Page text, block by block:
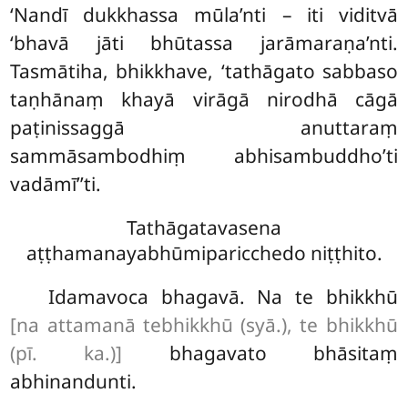
‘Nandī dukkhassa mūla’nti – iti viditvā
‘bhavā jāti bhūtassa jarāmaraṇa’nti.
Tasmātiha, bhikkhave, ‘tathāgato sabbaso
taṇhānaṃ khayā virāgā nirodhā cāgā
paṭinissaggā anuttaraṃ
sammāsambodhiṃ abhisambuddho’ti
vadāmī’’ti.
Tathāgatavasena
aṭṭhamanayabhūmiparicchedo niṭṭhito.
Idamavoca bhagavā. Na te bhikkhū
[na attamanā tebhikkhū (syā.), te bhikkhū
(pī. ka.)] bhagavato bhāsitaṃ
abhinandunti.